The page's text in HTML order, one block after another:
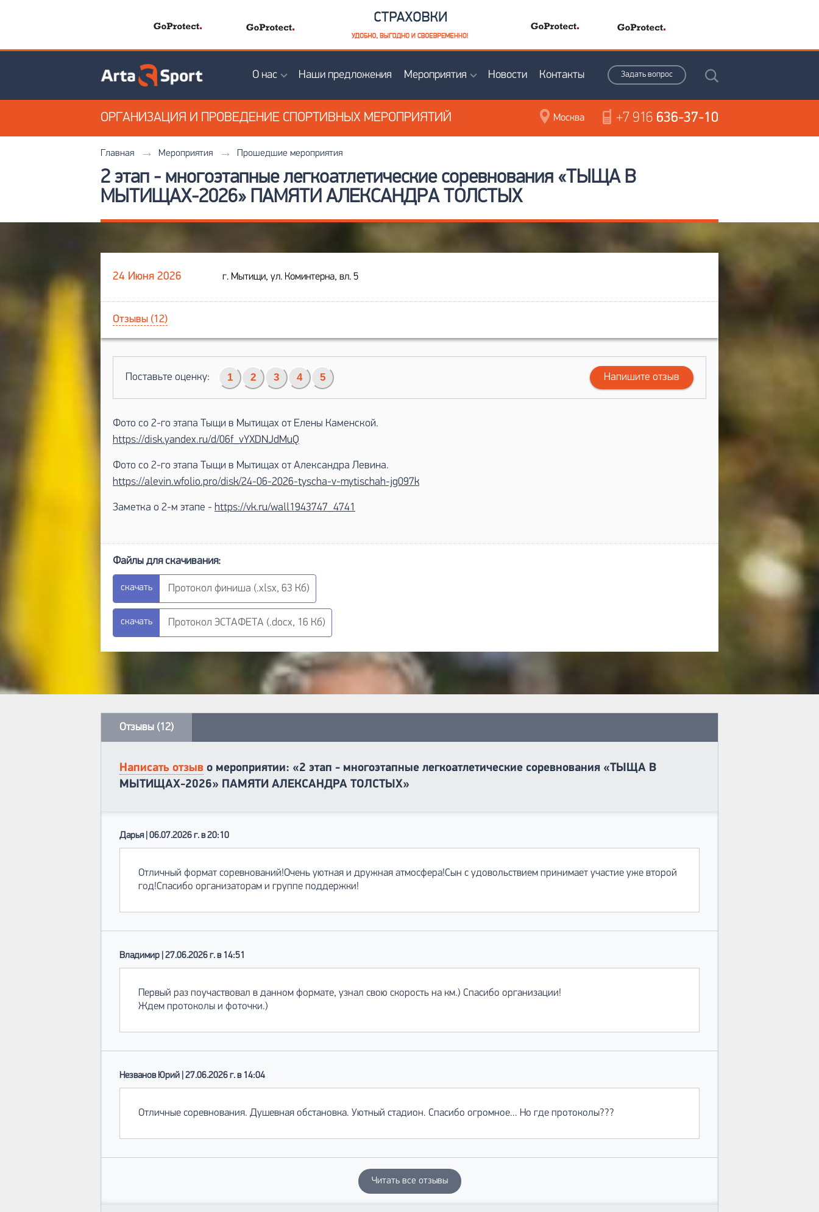
Задать вопрос
О нас Наши предложения Мероприятия Новости Контакты
ОРГАНИЗАЦИЯ И ПРОВЕДЕНИЕ СПОРТИВНЫХ МЕРОПРИЯТИЙ +7 916 636-37-10
Москва
Главная Мероприятия Прошедшие мероприятия
2 этап - многоэтапные легкоатлетические соревнования «ТЫЩА В
МЫТИЩАХ-2026» ПАМЯТИ АЛЕКСАНДРА ТОЛСТЫХ
24 Июня 2026 г. Мытищи, ул. Коминтерна, вл. 5
Отзывы (12)
Поставьте оценку: 1 2 3 4 5 Напишите отзыв
Фото со 2-го этапа Тыщи в Мытищах от Елены Каменской.
https://disk.yandex.ru/d/06f_vYXDNJdMuQ
Фото со 2-го этапа Тыщи в Мытищах от Александра Левина.
https://alevin.wfolio.pro/disk/24-06-2026-tyscha-v-mytischah-jg097k
Заметка о 2-м этапе - https://vk.ru/wall1943747_4741
Протокол финиша (.xlsx, 63 Кб)
Протокол ЭСТАФЕТА (.docx, 16 Кб)
Отзывы (12)
Написать отзыв о мероприятии: «2 этап - многоэтапные легкоатлетические соревнования «ТЫЩА В
МЫТИЩАХ-2026» ПАМЯТИ АЛЕКСАНДРА ТОЛСТЫХ»
Дарья | 06.07.2026 г. в 20:10
Отличный формат соревнований!Очень уютная и дружная атмосфера!Сын с удовольствием принимает участие уже второй
год!Спасибо организаторам и группе поддержки!
Владимир | 27.06.2026 г. в 14:51
Первый раз поучаствовал в данном формате, узнал свою скорость на км.) Спасибо организации!
Ждем протоколы и фоточки.)
Незванов Юрий | 27.06.2026 г. в 14:04
Отличные соревнования. Душевная обстановка. Уютный стадион. Спасибо огромное... Но где протоколы???
Читать все отзывы